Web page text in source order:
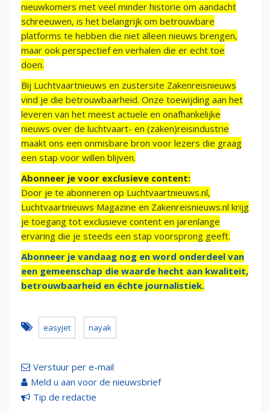
nieuwkomers met veel minder historie om aandacht
schreeuwen, is het belangrijk om betrouwbare
platforms te hebben die niet alleen nieuws brengen,
maar ook perspectief en verhalen die er echt toe
doen.
Bij Luchtvaartnieuws en zustersite Zakenreisnieuws
vind je die betrouwbaarheid. Onze toewijding aan het
leveren van het meest actuele en onafhankelijke
nieuws over de luchtvaart- en (zaken)reisindustrie
maakt ons een onmisbare bron voor lezers die graag
een stap voor willen blijven.
Abonneer je voor exclusieve content:
Door je te abonneren op Luchtvaartnieuws.nl,
Luchtvaartnieuws Magazine en Zakenreisnieuws.nl krijg
je toegang tot exclusieve content en jarenlange
ervaring die je steeds een stap voorsprong geeft.
Abonneer je vandaag nog en word onderdeel van
een gemeenschap die waarde hecht aan kwaliteit,
betrouwbaarheid en échte journalistiek.
easyjet nayak
Verstuur per e-mail
Meld u aan voor de nieuwsbrief
Tip de redactie